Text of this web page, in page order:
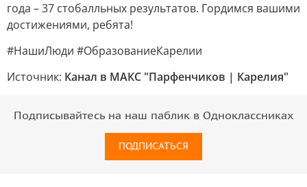
года – 37 стобалльных результатов. Гордимся вашими
достижениями, ребята!
#НашиЛюди #ОбразованиеКарелии
Источник: Канал в МАКС "Парфенчиков | Карелия"
Подписывайтесь на наш паблик в Одноклассниках
ПОДПИСАТЬСЯ